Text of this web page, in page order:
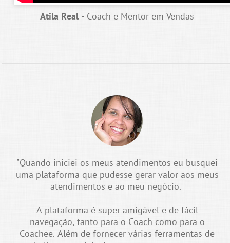
Atila Real - Coach e Mentor em Vendas
"Quando iniciei os meus atendimentos eu busquei
uma plataforma que pudesse gerar valor aos meus
atendimentos e ao meu negócio.
A plataforma é super amigável e de fácil
navegação, tanto para o Coach como para o
Coachee. Além de fornecer várias ferramentas de